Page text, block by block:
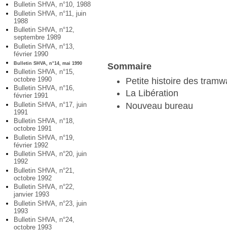
Bulletin SHVA, n°10, 1988
Bulletin SHVA, n°11, juin
1988
Bulletin SHVA, n°12,
septembre 1989
Bulletin SHVA, n°13,
février 1990
Bulletin SHVA, n°14, mai 1990
Bulletin SHVA, n°15,
octobre 1990
Bulletin SHVA, n°16,
février 1991
Bulletin SHVA, n°17, juin
1991
Bulletin SHVA, n°18,
octobre 1991
Bulletin SHVA, n°19,
février 1992
Bulletin SHVA, n°20, juin
1992
Bulletin SHVA, n°21,
octobre 1992
Bulletin SHVA, n°22,
janvier 1993
Bulletin SHVA, n°23, juin
1993
Bulletin SHVA, n°24,
octobre 1993
Sommaire
Petite histoire des
La Libération
Nouveau bureau